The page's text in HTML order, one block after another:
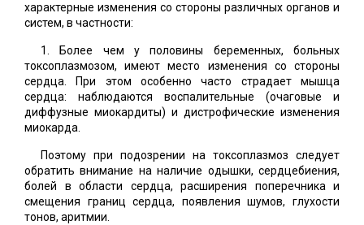
характерные изменения со стороны различных органов и
систем, в частности:
1. Более чем у половины беременных, больных
токсоплазмозом, имеют место изменения со стороны
сердца. При этом особенно часто страдает мышца
сердца: наблюдаются воспалительные (очаговые и
диффузные миокардиты) и дистрофические изменения
миокарда.
Поэтому при подозрении на токсоплазмоз следует
обратить внимание на наличие одышки, сердцебиения,
болей в области сердца, расширения поперечника и
смещения границ сердца, появления шумов, глухости
тонов, аритмии.